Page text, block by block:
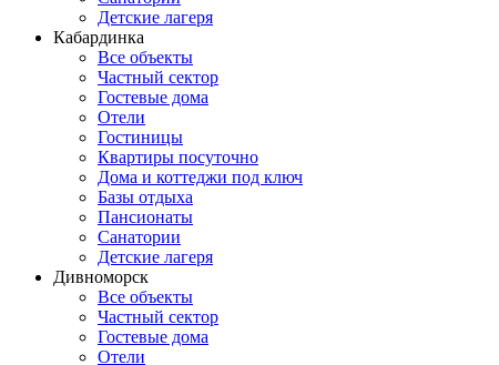
Детские лагеря
Кабардинка
Все объекты
Частный сектор
Гостевые дома
Отели
Гостиницы
Квартиры посуточно
Дома и коттеджи под ключ
Базы отдыха
Пансионаты
Санатории
Детские лагеря
Дивноморск
Все объекты
Частный сектор
Гостевые дома
Отели